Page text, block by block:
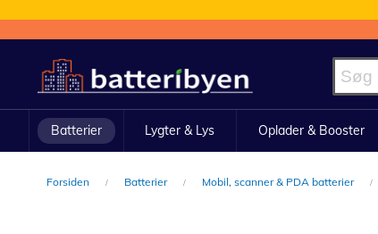
to
Content
Batterier Lygter & Lys Oplader & Booster
Forsiden Batterier Mobil, scanner & PDA batterier